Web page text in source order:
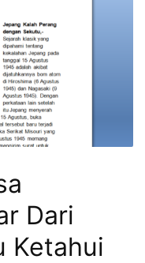
Dari
Ketahui